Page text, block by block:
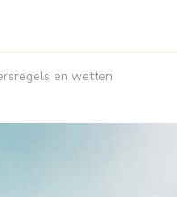
en wetten